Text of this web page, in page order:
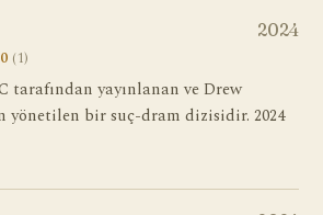
2024
(1)
tarafından yayınlanan ve Drew
yönetilen bir suç-dram dizisidir. 2024